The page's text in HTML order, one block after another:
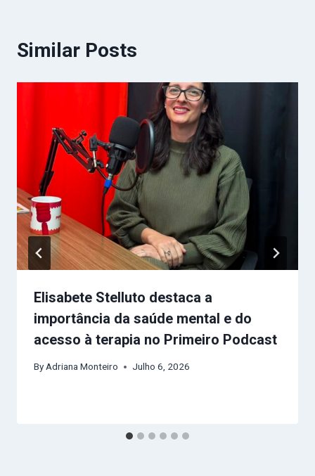
Similar Posts
Elisabete Stelluto destaca a
importância da saúde mental e do
acesso à terapia no Primeiro Podcast
ByAdriana Monteiro Julho 6, 2026